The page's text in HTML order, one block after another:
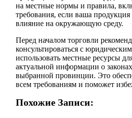
на местные нормы и правила,
требования, если ваша продукция
влияние на окружающую среду.
Перед началом торговли
консультироваться с
использовать местные ресурсы
актуальной информации о
выбранной провинции. Это
всем требованиям и поможет
Похожие Записи: